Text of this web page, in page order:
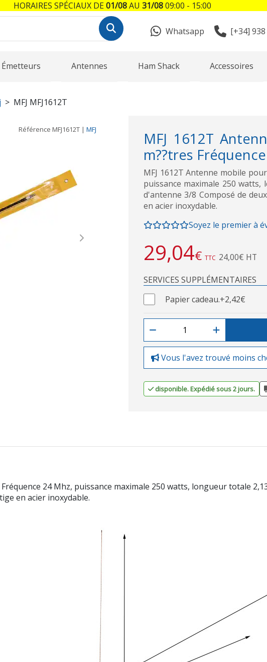
Whatsapp [+34]
Émetteurs Antennes Ham Shack Accessoires
MFJ MFJ1612T
Référence MFJ1612T | MFJ
Next
MFJ 1612T
m??tres
MFJ 1612T Antenne mobile
puissance maximale 250
d'antenne 3/8 Composé de
en acier inoxydable.
Soyez le premier à
29,04€ TTC 24,00€ HT
SERVICES SUPPLÉMENTAIRES
Papier cadeau.+2,42€
Vous l'avez trouvé moins
disponible. Expédié sous 2 jours.
24 Mhz, puissance maximale 250 watts, longueur totale
en acier inoxydable.
HORAIRES SPÉCIAUX DE01/08AU 31/0809:00 - 15:00